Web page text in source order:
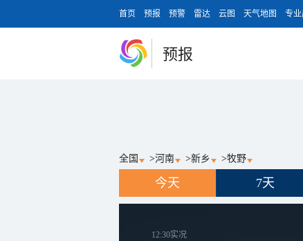
首页 预报 预警 雷达 云图 天气地图 专业
预报
全国 >河南 >新乡 >牧野
今天 7天
12:30实况